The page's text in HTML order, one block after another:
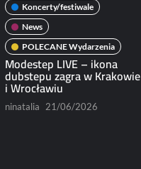
Koncerty/festiwale
News
POLECANE Wydarzenia
Modestep LIVE – ikona
dubstepu zagra w Krakowie
i Wrocławiu
ninatalia 21/06/2026